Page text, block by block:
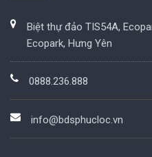
Biệt thự đảo TIS54A,
Ecopark, Hưng Yên
0888.236.888
info@bdsphucloc.vn